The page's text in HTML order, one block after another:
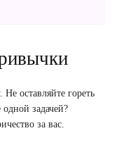
оставляйте гореть
одной задачей?
за вас.